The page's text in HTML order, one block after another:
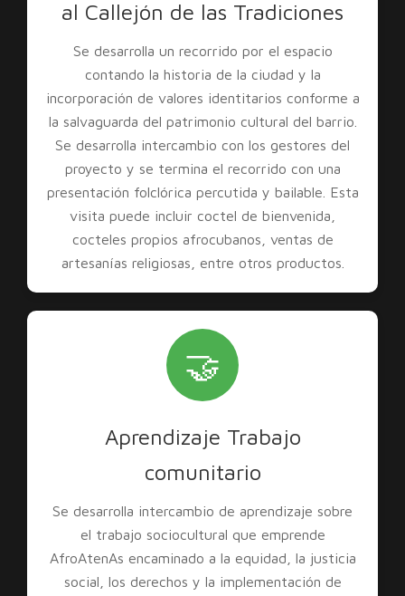
al Callejón de las Tradiciones
Se desarrolla un recorrido por el espacio
contando la historia de la ciudad y la
incorporación de valores identitarios conforme a
la salvaguarda del patrimonio cultural del barrio.
Se desarrolla intercambio con los gestores del
proyecto y se termina el recorrido con una
presentación folclórica percutida y bailable. Esta
visita puede incluir coctel de bienvenida,
cocteles propios afrocubanos, ventas de
artesanías religiosas, entre otros productos.
🤝
Aprendizaje Trabajo
comunitario
Se desarrolla intercambio de aprendizaje sobre
el trabajo sociocultural que emprende
AfroAtenAs encaminado a la equidad, la justicia
social, los derechos y la implementación de